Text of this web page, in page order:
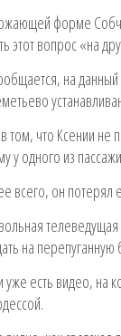
форме
этот вопрос «на
на
том, что Ксении не
у одного из
всего, он потерял
на
уже есть видео, на